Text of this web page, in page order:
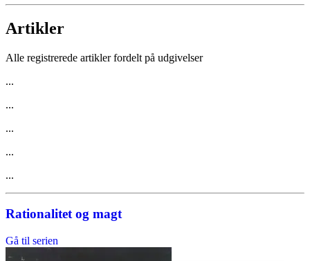
Artikler
Alle registrerede artikler fordelt på udgivelser
...
...
...
...
...
Rationalitet og magt
Gå til serien